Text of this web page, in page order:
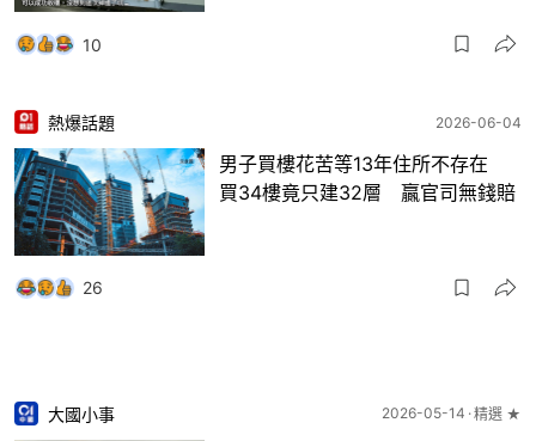
10
熱爆話題 2026-06-04
男子買樓花苦等13年住所不存在
買34樓竟只建32層 贏官司無錢賠
26
大國小事 2026-05-14 精選 ★